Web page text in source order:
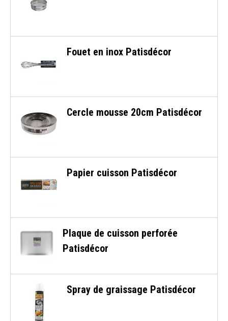
Fouet en inox Patisdécor
Cercle mousse 20cm Patisdécor
Papier cuisson Patisdécor
Plaque de cuisson perforée
Patisdécor
Spray de graissage Patisdécor